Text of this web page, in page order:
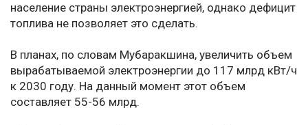
население страны электроэнергией, однако дефицит
топлива не позволяет это сделать.
В планах, по словам Мубаракшина, увеличить объем
вырабатываемой электроэнергии до 117 млрд кВт/ч
к 2030 году. На данный момент этот объем
составляет 55-56 млрд.